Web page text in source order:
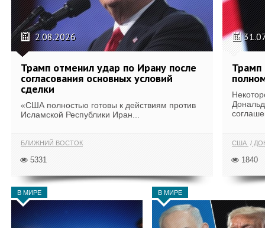
2.08.2026
Трамп отменил удар по Ирану после
согласования основных условий
сделки
«США полностью готовы к действиям против
Исламской Республики Иран...
БЛИЖНИЙ ВОСТОК
5331
Трамп
США
1840
В МИРЕ В МИРЕ